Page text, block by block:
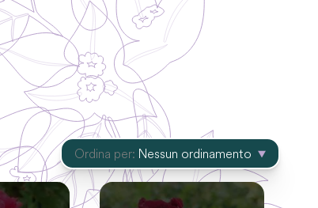
Ordina per: Nessun ordinamento
0